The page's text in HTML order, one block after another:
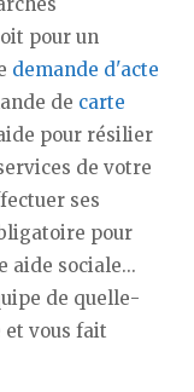
pour un
demande d'acte
de carte
pour résilier
de votre
ses
pour
aide sociale...
de quelle-
et vous fait